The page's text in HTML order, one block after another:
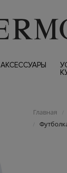
АКСЕССУАРЫ
Главная /
/